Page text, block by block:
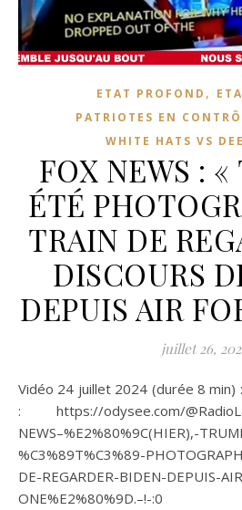
ETAT PROFOND ,
PATRIOTES EN
WHITE HATS VS
FOX NEWS : «
ÉTÉ
TRAIN DE
DISCOURS
DEPUIS AIR
juillet 26,
Vidéo 24 juillet 2024 (durée 8 min) : Source vidéo Odyssée
: https://odysee.com/
NEWS–%E2%80%9C(HIER),-
%C3%89T%C3%89-
DE-REGARDER-BIDEN-DEPUIS-
ONE%E2%80%9D.–!-:0